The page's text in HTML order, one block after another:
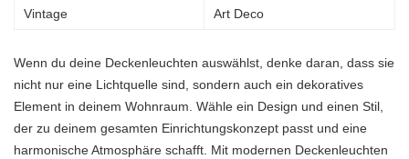
Vintage Art Deco
Wenn du deine Deckenleuchten auswählst, denke daran, dass sie
nicht nur eine Lichtquelle sind, sondern auch ein dekoratives
Element in deinem Wohnraum. Wähle ein Design und einen Stil,
der zu deinem gesamten Einrichtungskonzept passt und eine
harmonische Atmosphäre schafft. Mit modernen Deckenleuchten